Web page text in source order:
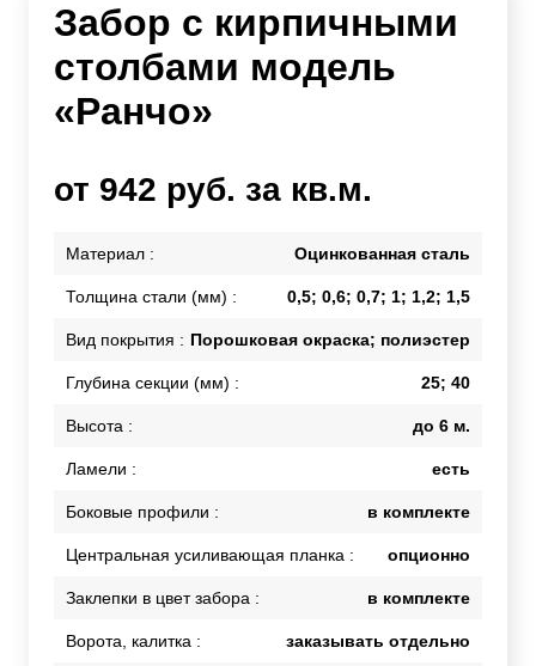
Забор с кирпичными
столбами модель
«Ранчо»
от 942 руб. за кв.м.
Материал : Оцинкованная сталь
Толщина стали (мм) : 0,5; 0,6; 0,7; 1; 1,2; 1,5
Вид покрытия : Порошковая окраска; полиэстер
Глубина секции (мм) : 25; 40
Высота : до 6 м.
Ламели : есть
Боковые профили : в комплекте
Центральная усиливающая планка : опционно
Заклепки в цвет забора : в комплекте
Ворота, калитка : заказывать отдельно